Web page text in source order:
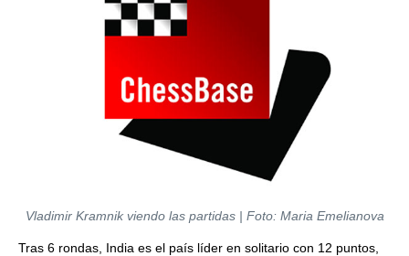
Vladimir Kramnik viendo las partidas | Foto: Maria Emelianova
Tras 6 rondas, India es el país líder en solitario con 12 puntos,